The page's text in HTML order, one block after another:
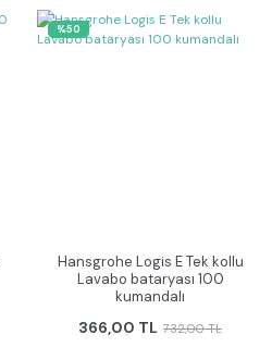
%50
Hansgrohe Logis E Tek kollu
Lavabo bataryası 100
kumandalı
366,00 TL 732,00 TL